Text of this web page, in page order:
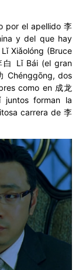
por el apellido 李
y del que hay
Xiǎolóng (Bruce
白 Lǐ Bái (el gran
Chénggōng, dos
como en 成龙
juntos forman la
carrera de 李